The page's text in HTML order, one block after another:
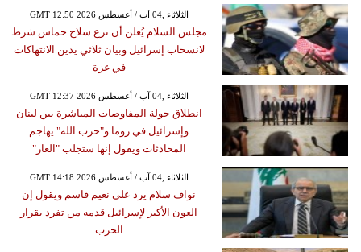
GMT 12:50 2026 الثلاثاء ,04 آب / أغسطس
مجلس السلام يُعلن أن نزع سلاح حماس شرط
لانسحاب إسرائيل وبيان ثلاثي يدين الانتهاكات
في غزة
GMT 12:37 2026 الثلاثاء ,04 آب / أغسطس
انطلاق جولة المفاوضات المباشرة بين لبنان
وإسرائيل في روما و"حزب الله" يهاجم
المحادثات ويقول إنها ستجلب "العار"
GMT 14:18 2026 الثلاثاء ,04 آب / أغسطس
نواف سلام يرد على نعيم قاسم ويقول إن
العون الأكبر لإسرائيل قدمه من تفرد بقرار
الحرب